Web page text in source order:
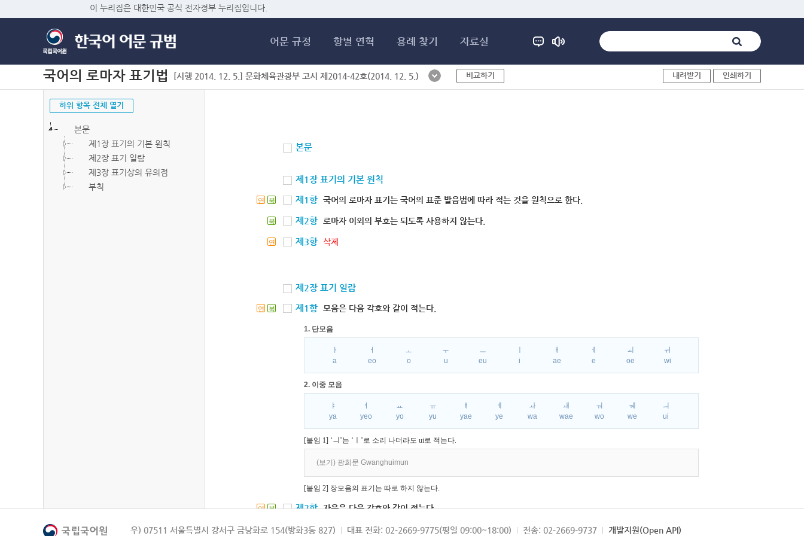
이 누리집은 대한민국 공식 전자정부 누리집입니다.
어문 규정 항별 연혁 용례 찾기 자료실
국어의 로마자 표기법 [시행 2014. 12. 5.] 문화체육관광부 고시 제2014-42호(2014. 12. 5.) 비교하기 내려받기 인쇄하기
하위 항목 전체 열기
본문
제1장 표기의 기본 원칙
제2장 표기 일람
제3장 표기상의 유의점
부칙
본문
제1장 표기의 기본 원칙
연 북 제1항 국어의 로마자 표기는 국어의 표준 발음법에 따라 적는 것을 원칙으로 한다.
북 제2항 로마자 이외의 부호는 되도록 사용하지 않는다.
연 제3항 삭제
제2장 표기 일람
연 북 제1항 모음은 다음 각호와 같이 적는다.
1. 단모음
ㅏ
a
ㅓ
eo
ㅗ
o
ㅜ
u
ㅡ
eu
i
ㅐ
ae
ㅔ
e
ㅚ
oe
ㅟ
wi
2. 이중 모음
ㅑ
ya
ㅕ
yeo
ㅛ
yo
ㅠ
yu
ㅒ
yae
ㅖ
ye
ㅘ
wa
ㅙ
wae
ㅝ
wo
ㅞ
we
ㅢ
ui
[붙임 1] ‘ㅢ’는 ‘ㅣ’로 소리 나더라도 ui로 적는다.
(보기) 광희문 Gwanghuimun
[붙임 2] 장모음의 표기는 따로 하지 않는다.
연 북 제2항 자음은 다음 각호와 같이 적는다.
1. 파열음
우) 07511 서울특별시 강서구 금낭화로 154(방화3동 827) 대표 전화: 02-2669-9775(평일 09:00~18:00) 전송: 02-2669-9737 개발지원(Open API)